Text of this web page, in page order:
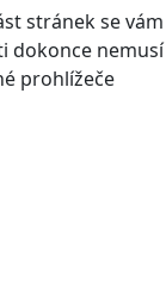
stránek se vám
dokonce nemusí
prohlížeče